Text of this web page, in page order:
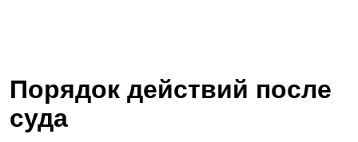
Порядок действий после
суда